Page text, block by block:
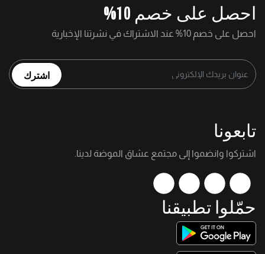
احصل على خصم 10%
احصل على خصم 10% عند الاشتراك في نشرتنا الإخبارية
اشترك
تابعونا
اشتركوا وانضموا إلى مجتمع عشاق الموضة لدينا.
حمّلوا تطبيقنا